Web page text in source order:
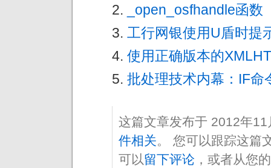
_open_osfhandle函数
工行网银使用U盾时提
使用正确版本的
批处理技术内幕：IF命
这篇文章发布于 2012年
件相关。 您可以跟踪这篇
可以留下评论 ，或者从您